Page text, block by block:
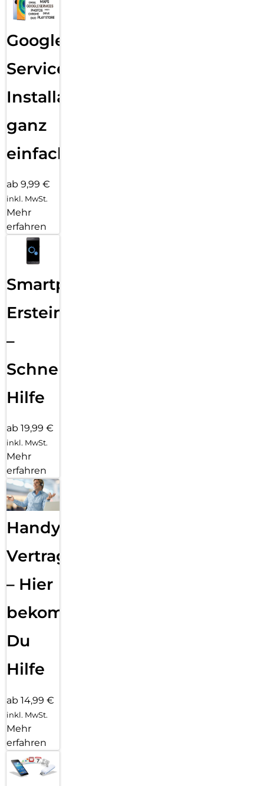
Google
Services
Installation
ganz
einfach
ab 9,99 €
inkl. MwSt.
Mehr
erfahren
Smartphone
Ersteinrichtung
–
Schnelle
Hilfe
ab 19,99 €
inkl. MwSt.
Mehr
erfahren
Handy
Vertragsabwicklung
– Hier
bekommst
Du
Hilfe
ab 14,99 €
inkl. MwSt.
Mehr
erfahren